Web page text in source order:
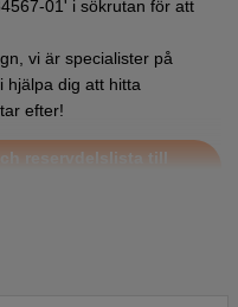
01' i sökrutan för att
vi är specialister på
hjälpa dig att hitta
efter!
reservdelslista till